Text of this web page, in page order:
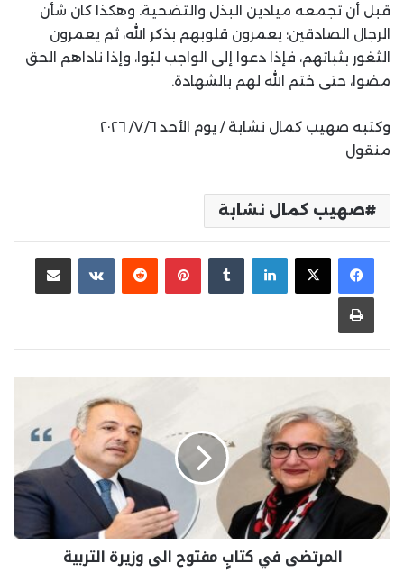
قبل أن تجمعه ميادين البذل والتضحية. وهكذا كان شأن
الرجال الصادقين؛ يعمرون قلوبهم بذكر الله، ثم يعمرون
الثغور بثباتهم، فإذا دعوا إلى الواجب لبّوا، وإذا ناداهم الحق
مضوا، حتى ختم الله لهم بالشهادة.
وكتبه صهيب كمال نشابة / يوم الأحد ٧/٦/ ٢٠٢٦
منقول
صهيب كمال نشابة
لينكدإن بينتيريست مشاركة عبر البريد
طباعة
المرتضى في كتابٍ مفتوح الى وزيرة التربية